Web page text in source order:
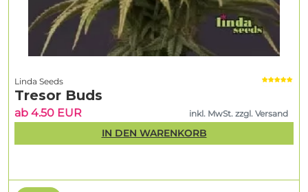
Linda Seeds
Tresor Buds
ab 4.50 EUR inkl. MwSt. zzgl. Versand
IN DEN WARENKORB